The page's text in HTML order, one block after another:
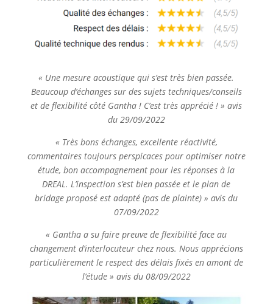
« Une mesure acoustique qui s’est très bien passée.
Beaucoup d’échanges sur des sujets techniques/conseils
et de flexibilité côté Gantha ! C’est très apprécié ! » avis
du 29/09/2022
« Très bons échanges, excellente réactivité,
commentaires toujours perspicaces pour optimiser notre
étude, bon accompagnement pour les réponses à la
DREAL. L’inspection s’est bien passée et le plan de
bridage proposé est adapté (pas de plainte) » avis du
07/09/2022
« Gantha a su faire preuve de flexibilité face au
changement d’interlocuteur chez nous. Nous apprécions
particulièrement le respect des délais fixés en amont de
l’étude » avis du 08/09/2022